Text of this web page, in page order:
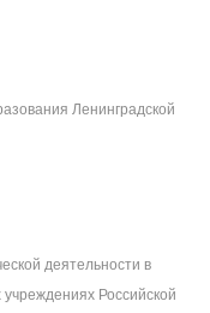
Ленинградской
деятельности в
Российской